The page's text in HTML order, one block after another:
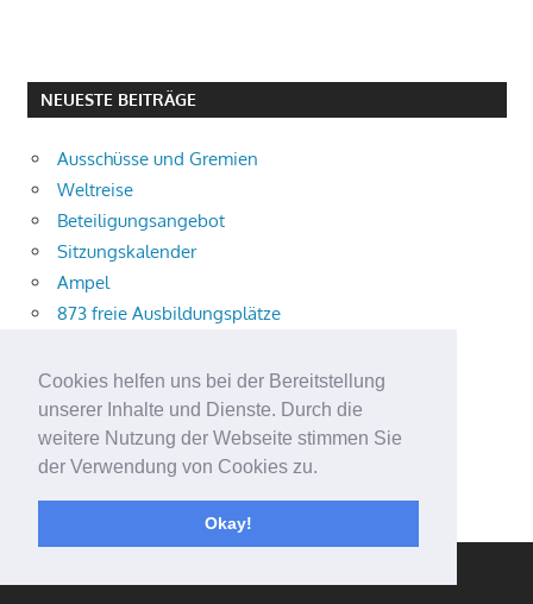
Cookies helfen uns bei der Bereitstellung
unserer Inhalte und Dienste. Durch die
weitere Nutzung der Webseite stimmen Sie
der Verwendung von Cookies zu.
Okay!
NEUESTE BEITRÄGE
Ausschüsse und Gremien
Weltreise
Beteiligungsangebot
Sitzungskalender
Ampel
873 freie Ausbildungsplätze
Aktuelle Verkehrsmeldungen
Terracliff
Wärmeplanung
Demokratie-Tag 2026
Neuer Jahrgang